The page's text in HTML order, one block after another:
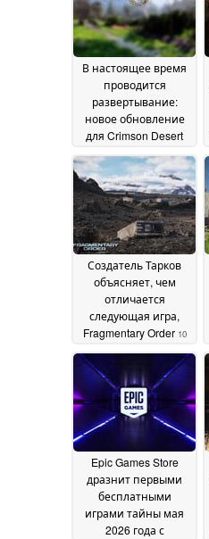
В настоящее время
проводится
развертывание:
новое обновление
для Crimson Desert
долгожданную
функцию16 July 2026
Создатель Тарков
объясняет, чем
отличается
следующая игра,
Fragmentary Order 10
June 2026
Epic Games Store
дразнит первыми
бесплатными
играми тайны мая
2026 года с